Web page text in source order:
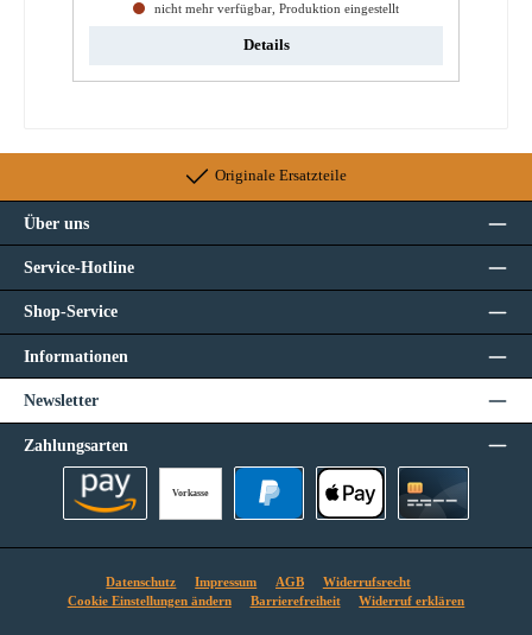
nicht mehr verfügbar, Produktion eingestellt
Details
Originale Ersatzteile
Über uns
Service-Hotline
Shop-Service
Informationen
Newsletter
Zahlungsarten
Vorkasse
Datenschutz Impressum AGB
Widerrufsrecht
Cookie Einstellungen ändern
Barrierefreiheit Widerruf erklären